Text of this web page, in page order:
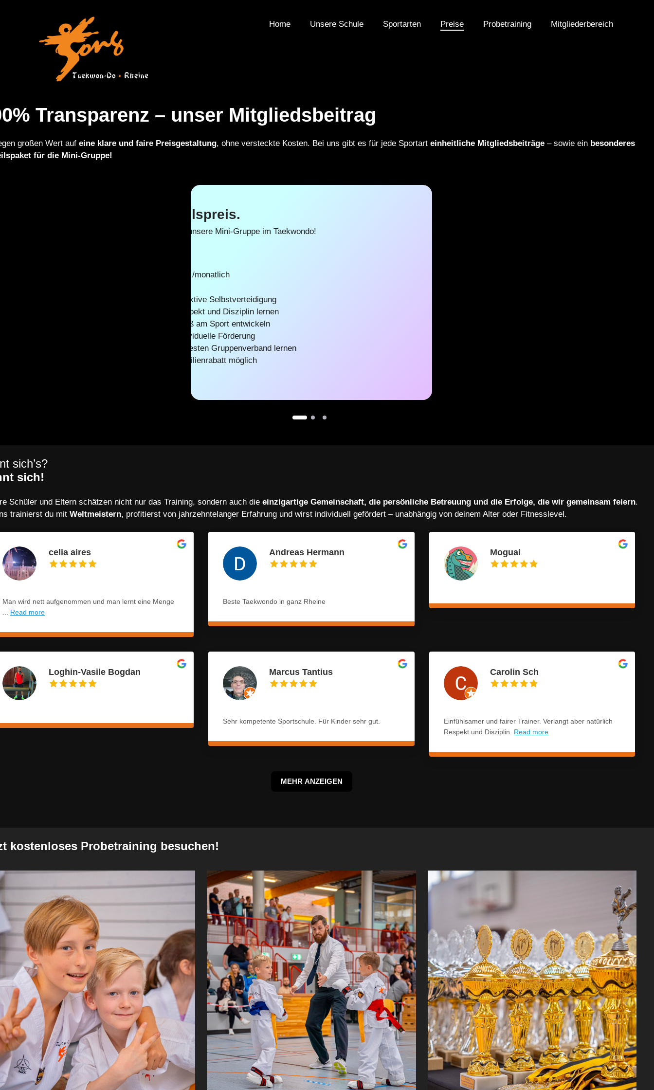
Home Unsere Schule Sportarten Preise Probetraining Mitgliederbereich
Transparenz – unser Mitgliedsbeitrag
großen Wert auf eine klare und faire Preisgestaltung, ohne versteckte Kosten. Bei uns gibt es für jede Sportart einheitliche Mitgliedsbeiträge – sowie ein besonderes
für die Mini-Gruppe!
Unser Vorteilspreis.
Exklusiv für unsere Mini-Gruppe im Taekwondo!
/monatlich
Effektive Selbstverteidigung
Respekt und Disziplin lernen
Spaß am Sport entwickeln
Individuelle Förderung
Im festen Gruppenverband lernen
Familienrabatt möglich
sich’s?
sich!
Schüler und Eltern schätzen nicht nur das Training, sondern auch die einzigartige Gemeinschaft, die persönliche Betreuung und die Erfolge, die wir gemeinsam feiern.
trainierst du mit Weltmeistern, profitierst von jahrzehntelanger Erfahrung und wirst individuell gefördert – unabhängig von deinem Alter oder Fitnesslevel.
celia aires
Man wird nett aufgenommen und man lernt eine Menge
Read more
Andreas Hermann
Beste Taekwondo in ganz Rheine
Moguai
Loghin-Vasile Bogdan Marcus Tantius
Sehr kompetente Sportschule. Für Kinder sehr gut.
Carolin Sch
Einfühlsamer und fairer Trainer. Verlangt aber natürlich
Respekt und Disziplin.
Read more
MEHR ANZEIGEN
kostenloses Probetraining besuchen!